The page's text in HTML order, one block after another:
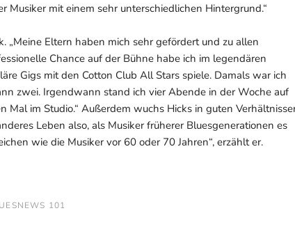
mit einem sehr unterschiedlichen Hintergrund.“
„Meine Eltern haben mich sehr gefördert und zu allen
Chance auf der Bühne habe ich im legendären
Gigs mit den Cotton Club All Stars spiele. Damals war ich
zwei. Irgendwann stand ich vier Abende in der Woche auf
im Studio.“ Außerdem wuchs Hicks in guten
Leben also, als Musiker früherer Bluesgenerationen es
wie die Musiker vor 60 oder 70 Jahren“, erzählt er.
101